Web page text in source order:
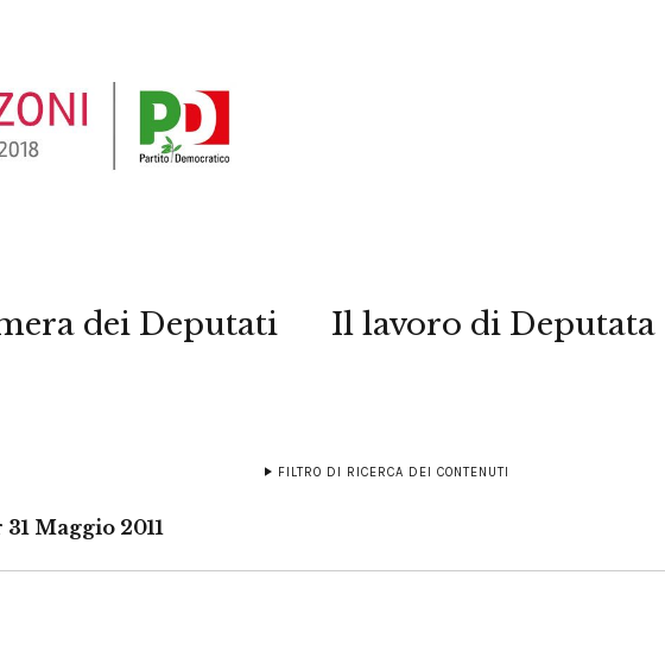
dei Deputati Il lavoro di Deputata
FILTRO DI RICERCA DEI CONTENUTI
Maggio 2011